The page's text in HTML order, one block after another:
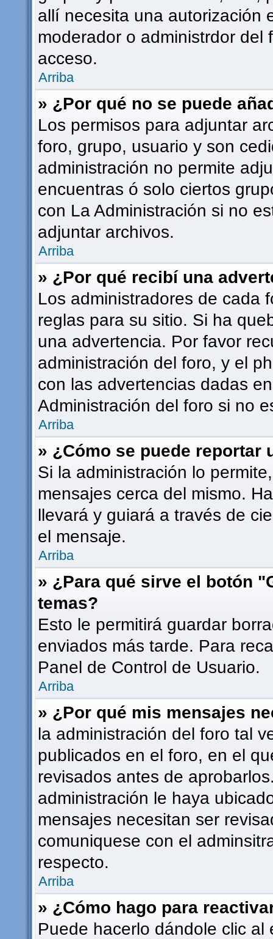
allí necesita una autorización
moderador o administrdor
acceso.
Arriba
» ¿Por qué no se puede
Los permisos para adjuntar
foro, grupo, usuario y son
administración no permite
encuentras ó solo ciertos
con La Administración si no
adjuntar archivos.
Arriba
» ¿Por qué recibí una
Los administradores de cada
reglas para su sitio. Si ha
una advertencia. Por favor
administración del foro, y el
con las advertencias dadas
Administración del foro si no
Arriba
» ¿Cómo se puede reportar
Si la administración lo
mensajes cerca del mismo.
llevará y guiará a través de
el mensaje.
Arriba
» ¿Para qué sirve el botón
temas?
Esto le permitirá guardar
enviados más tarde. Para
Panel de Control de Usuario.
Arriba
» ¿Por qué mis mensajes
la administración del foro tal
publicados en el foro, en el
revisados antes de
administración le haya
mensajes necesitan ser
comuniquese con el
respecto.
Arriba
» ¿Cómo hago para
Puede hacerlo dándole clic